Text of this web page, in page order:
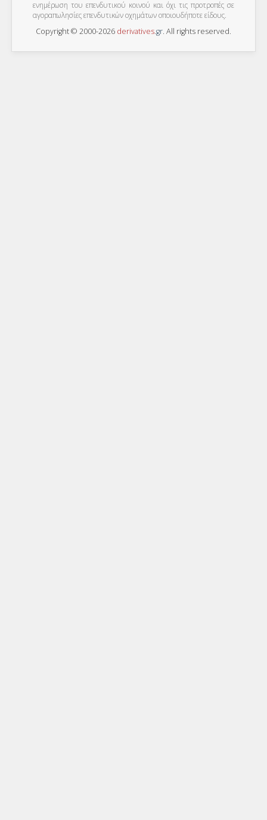
ενημέρωση του επενδυτικού κοινού και όχι τις προτροπές σε
αγοραπωλησίες επενδυτικών οχημάτων οποιουδήποτε είδους.
Copyright © 2000-2026 derivatives.gr. All rights reserved.